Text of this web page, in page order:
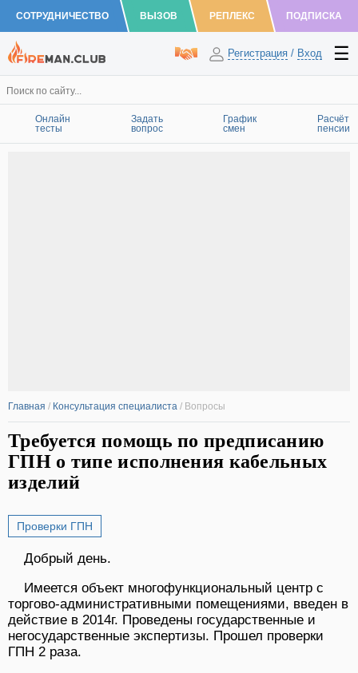
СОТРУДНИЧЕСТВО ВЫЗОВ РЕПЛЕКС ПОДПИСКА
Регистрация / Вход
Онлайн
тесты
Задать
вопрос
График
смен
Расчёт
пенсии
Главная / Консультация специалиста / Вопросы
Требуется помощь по предписанию
ГПН о типе исполнения кабельных
изделий
Проверки ГПН
Добрый день.
Имеется объект многофункциональный центр с
торгово-административными помещениями, введен в
действие в 2014г. Проведены государственные и
негосударственные экспертизы. Прошел проверки
ГПН 2 раза.